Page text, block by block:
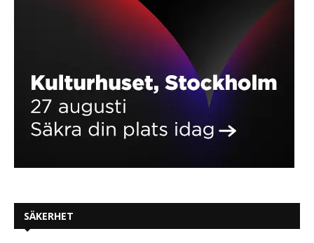
SÄKERHET